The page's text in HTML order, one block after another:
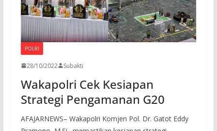
POLRI
28/10/2022 Subakti
Wakapolri Cek Kesiapan
Strategi Pengamanan G20
AFAJARNEWS– Wakapolri Komjen Pol. Dr. Gatot Eddy